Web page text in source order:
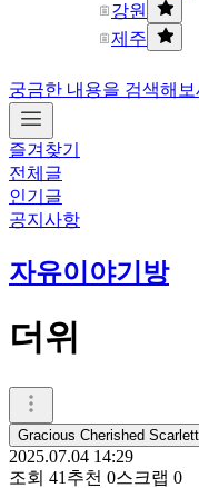
강원
제주
궁금한 내용을 검색해보
즐겨찾기
전체글
인기글
공지사항
자유이야기방
더위
Gracious Cherished Scarlett
2025.07.04 14:29
조회 41 추천 0스크랩 0